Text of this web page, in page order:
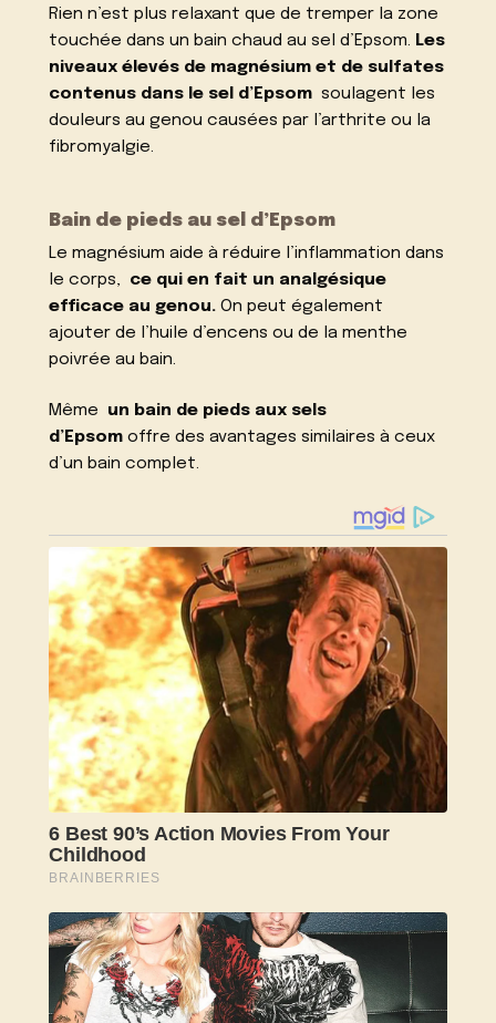
Rien n’est plus relaxant que de tremper la zone
touchée dans un bain chaud au sel d’Epsom. Les
niveaux élevés de magnésium et de sulfates
contenus dans le sel d’Epsom soulagent les
douleurs au genou causées par l’arthrite ou la
fibromyalgie.
Bain de pieds au sel d’Epsom
Le magnésium aide à réduire l’inflammation dans
le corps,
ce qui en fait un analgésique
efficace au genou.On peut également
ajouter de l’huile d’encens ou de la menthe
poivrée au bain.
Même un bain de pieds aux sels
d’Epsom offre des avantages similaires à ceux
d’un bain complet.